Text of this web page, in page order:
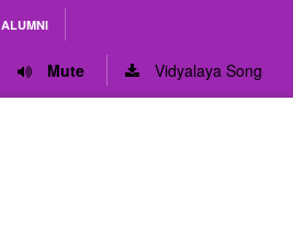
ALUMNI
Mute Vidyalaya Song